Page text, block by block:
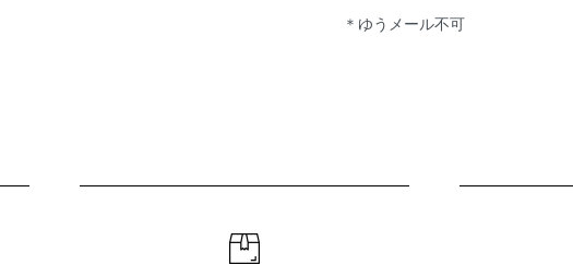
＊ゆうメール不可